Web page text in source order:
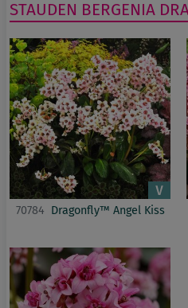
STAUDEN BERGENIA
70784 Dragonfly™ Angel Kiss